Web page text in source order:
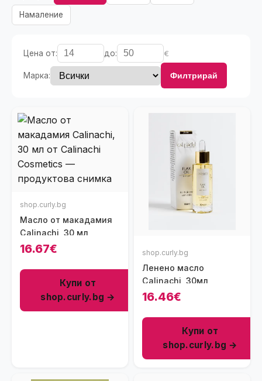
Намаление
Цена от: до: €
Марка: Филтрирай
shop.curly.bg
Масло от макадамия
Calinachi, 30 мл
16.67€
Купи от
shop.curly.bg →
shop.curly.bg
Ленено масло
Calinachi, 30мл
16.46€
Купи от
shop.curly.bg →